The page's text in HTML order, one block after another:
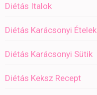
Diétás Italok
Diétás Karácsonyi Ételek
Diétás Karácsonyi Sütik
Diétás Keksz Recept